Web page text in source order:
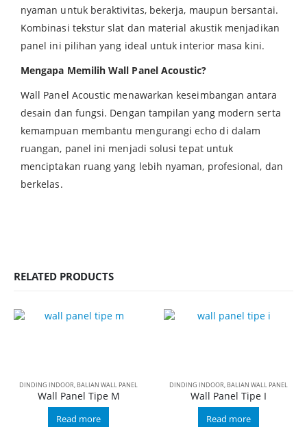
nyaman untuk beraktivitas, bekerja, maupun bersantai.
Kombinasi tekstur slat dan material akustik menjadikan
panel ini pilihan yang ideal untuk interior masa kini.
Mengapa Memilih Wall Panel Acoustic?
Wall Panel Acoustic menawarkan keseimbangan antara
desain dan fungsi. Dengan tampilan yang modern serta
kemampuan membantu mengurangi echo di dalam
ruangan, panel ini menjadi solusi tepat untuk
menciptakan ruang yang lebih nyaman, profesional, dan
berkelas.
RELATED PRODUCTS
DINDING INDOOR, BALIAN WALL PANEL
Wall Panel Tipe M
Read more
DINDING INDOOR, BALIAN WALL PANEL
Wall Panel Tipe I
Read more